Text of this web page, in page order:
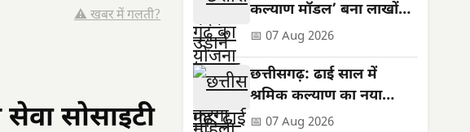
⚠️ खबर में गलती?
सोसाइटी
कल्याण मॉडल’ बना लाखों
जरूरतमंदों की संजीवनी
📅 07 Aug 2026
छत्तीसगढ़: ढाई साल में
श्रमिक कल्याण का नया
अध्याय, बनी राष्ट्रीय पहचान
📅 07 Aug 2026